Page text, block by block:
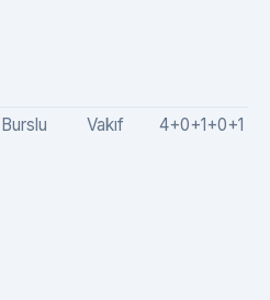
Burslu Vakıf 4+0+1+0+1